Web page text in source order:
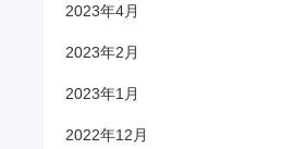
2023年4月
2023年2月
2023年1月
2022年12月